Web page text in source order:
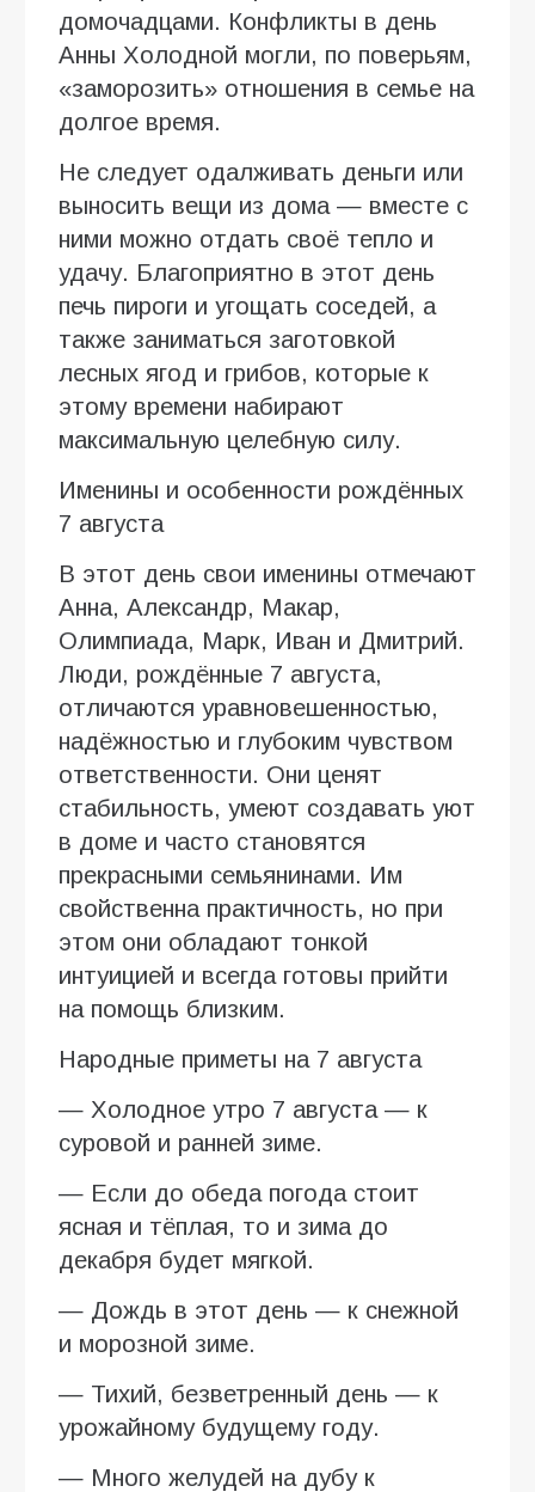
домочадцами. Конфликты в день
Анны Холодной могли, по поверьям,
«заморозить» отношения в семье на
долгое время.
Не следует одалживать деньги или
выносить вещи из дома — вместе с
ними можно отдать своё тепло и
удачу. Благоприятно в этот день
печь пироги и угощать соседей, а
также заниматься заготовкой
лесных ягод и грибов, которые к
этому времени набирают
максимальную целебную силу.
Именины и особенности рождённых
7 августа
В этот день свои именины отмечают
Анна, Александр, Макар,
Олимпиада, Марк, Иван и Дмитрий.
Люди, рождённые 7 августа,
отличаются уравновешенностью,
надёжностью и глубоким чувством
ответственности. Они ценят
стабильность, умеют создавать уют
в доме и часто становятся
прекрасными семьянинами. Им
свойственна практичность, но при
этом они обладают тонкой
интуицией и всегда готовы прийти
на помощь близким.
Народные приметы на 7 августа
— Холодное утро 7 августа — к
суровой и ранней зиме.
— Если до обеда погода стоит
ясная и тёплая, то и зима до
декабря будет мягкой.
— Дождь в этот день — к снежной
и морозной зиме.
— Тихий, безветренный день — к
урожайному будущему году.
— Много желудей на дубу к